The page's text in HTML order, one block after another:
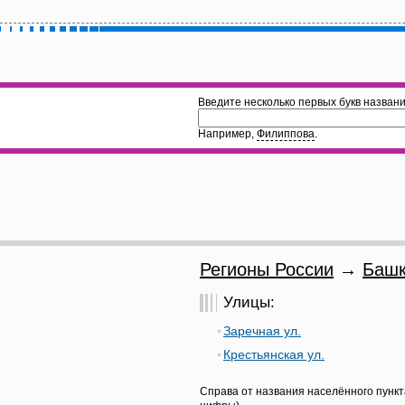
Введите несколько первых букв
Например, Филиппова.
Регионы России →
Улицы:
Заречная ул.
Крестьянская ул.
Справа от названия населённого